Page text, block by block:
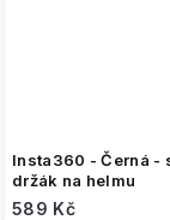
Insta360 - Černá -
držák na helmu
589 Kč